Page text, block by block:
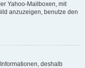
Yahoo-Mailboxen, mit
anzuzeigen, benutze den
deshalb